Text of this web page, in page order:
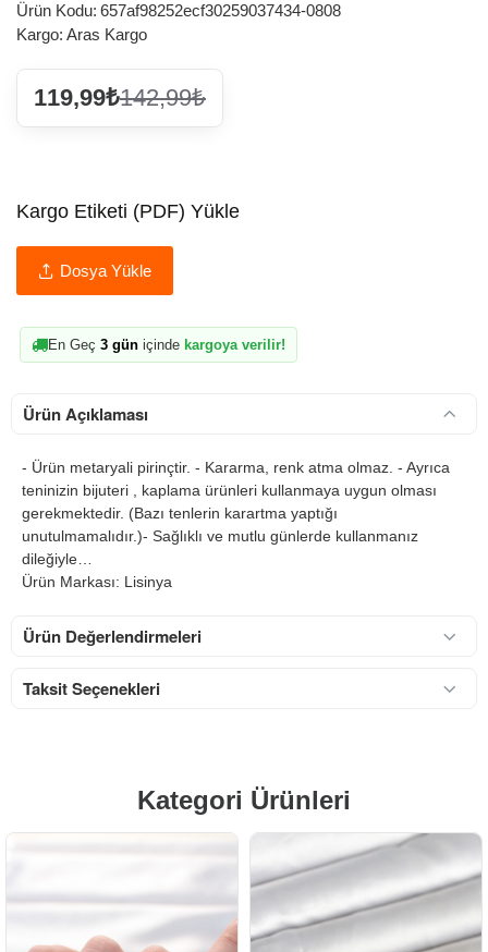
Ürün Kodu: 657af98252ecf30259037434-0808
Kargo: Aras Kargo
119,99₺142,99₺
Kargo Etiketi (PDF) Yükle
Dosya Yükle
En Geç 3 gün içinde kargoya verilir!
Ürün Açıklaması
- Ürün metaryali pirinçtir. - Kararma, renk atma olmaz. - Ayrıca
teninizin bijuteri , kaplama ürünleri kullanmaya uygun olması
gerekmektedir. (Bazı tenlerin karartma yaptığı
unutulmamalıdır.)- Sağlıklı ve mutlu günlerde kullanmanız
dileğiyle…
Ürün Markası: Lisinya
Ürün Değerlendirmeleri
Taksit Seçenekleri
Kategori Ürünleri